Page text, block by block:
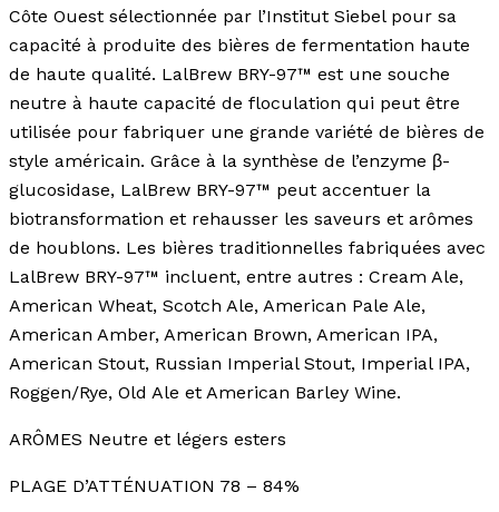
Côte Ouest sélectionnée par l’Institut Siebel pour sa
capacité à produite des bières de fermentation haute
de haute qualité. LalBrew BRY-97™ est une souche
neutre à haute capacité de floculation qui peut être
utilisée pour fabriquer une grande variété de bières de
style américain. Grâce à la synthèse de l’enzyme β-
glucosidase, LalBrew BRY-97™ peut accentuer la
biotransformation et rehausser les saveurs et arômes
de houblons. Les bières traditionnelles fabriquées avec
LalBrew BRY-97™ incluent, entre autres : Cream Ale,
American Wheat, Scotch Ale, American Pale Ale,
American Amber, American Brown, American IPA,
American Stout, Russian Imperial Stout, Imperial IPA,
Roggen/Rye, Old Ale et American Barley Wine.
ARÔMES Neutre et légers esters
PLAGE D’ATTÉNUATION 78 – 84%